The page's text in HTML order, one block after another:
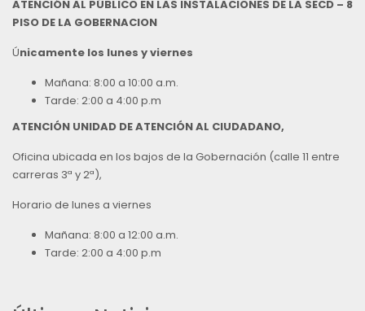
ATENCIÓN AL PÚBLICO EN LAS INSTALACIONES DE LA SECD – 8
PISO DE LA GOBERNACION
Únicamente los lunes y viernes
Mañana: 8:00 a 10:00 a.m.
Tarde: 2:00 a 4:00 p.m
ATENCIÓN UNIDAD DE ATENCIÓN AL CIUDADANO,
Oficina ubicada en los bajos de la Gobernación (calle 11 entre
carreras 3ª y 2ª),
Horario de lunes a viernes
Mañana: 8:00 a 12:00 a.m.
Tarde: 2:00 a 4:00 p.m